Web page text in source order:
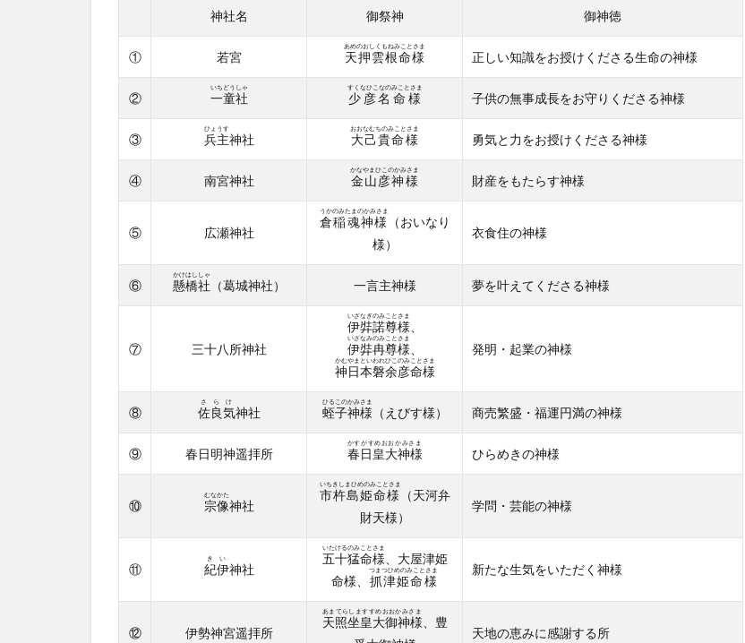
2.3
童社
輪神
社
2.6
2.7
かけ
神社名 御祭神 御神徳
① 若宮 天押雲根命様
あめのおしくもねみことさま
正しい知識をお授けくださる生命の神様
② 一童社
いちどうしゃ
少彦名命様
すくなひこなのみことさま
子供の無事成長をお守りくださる神様
③ 兵主
ひょうす
神社 大己貴命様
おおなむちのみことさま
勇気と力をお授けくださる神様
④ 南宮神社 金山彦神様
かなやまひこのかみさま
財産をもたらす神様
⑤ 広瀬神社
倉稲魂神様
うかのみたまのかみさま
（おいなり
様）
衣食住の神様
⑥ 懸橋社
かけはししゃ
（葛城神社） 一言主神様 夢を叶えてくださる神様
⑦ 三十八所神社
伊弉諾尊様
いざなぎのみことさま
伊弉冉尊様
いざなみのみことさま
神日本磐余彦命様
かむやまといわれひこのみことさま
発明・起業の神様
⑧ 佐良気
さらけ
神社 蛭子神様
ひるこのかみさま
（えびす様） 商売繁盛・福運円満の神様
⑨ 春日明神遥拝所 春日皇大神様
かすがすめおおかみさま
ひらめきの神様
⑩ 宗像
むなかた
神社
市杵島姫命様
いちきしまひめのみことさま
（天河弁
財天様）
学問・芸能の神様
⑪ 紀伊
きい
神社
五十猛命様
いたけるのみことさま
、大屋津姫
命様、 抓津姫命様
つまつひめのみことさま 新たな生気をいただく神様
⑫ 伊勢神宮遥拝所
天照坐皇大御神様
あまてらしますすめおおかみさま
、豊
天地の恵みに感謝する所